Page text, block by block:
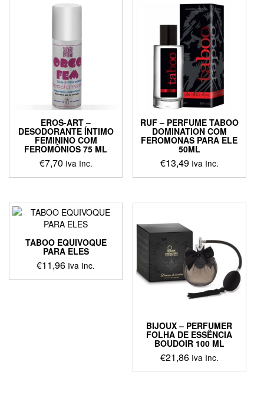
EROS-ART –
DESODORANTE ÍNTIMO
FEMININO COM
FEROMÔNIOS 75 ML
€7,70 Iva Inc.
RUF – PERFUME TABOO
DOMINATION COM
FEROMONAS PARA ELE
50ML
€13,49 Iva Inc.
TABOO EQUIVOQUE
PARA ELES
€11,96 Iva Inc.
BIJOUX – PERFUMER
FOLHA DE ESSÊNCIA
BOUDOIR 100 ML
€21,86 Iva Inc.